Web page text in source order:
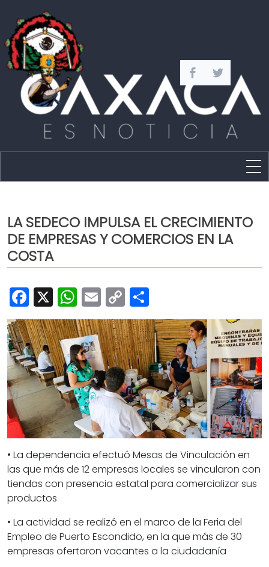
Capital
Policíaca
Cultura
Deportes
Opinión
LA SEDECO IMPULSA EL CRECIMIENTO
DE EMPRESAS Y COMERCIOS EN LA
COSTA
Facebook
X WhatsApp
Email
Copy
Link
• La dependencia efectuó Mesas de Vinculación en
las que más de 12 empresas locales se vincularon con
tiendas con presencia estatal para comercializar sus
productos
• La actividad se realizó en el marco de la Feria del
Empleo de Puerto Escondido, en la que más de 30
empresas ofertaron vacantes a la ciudadanía